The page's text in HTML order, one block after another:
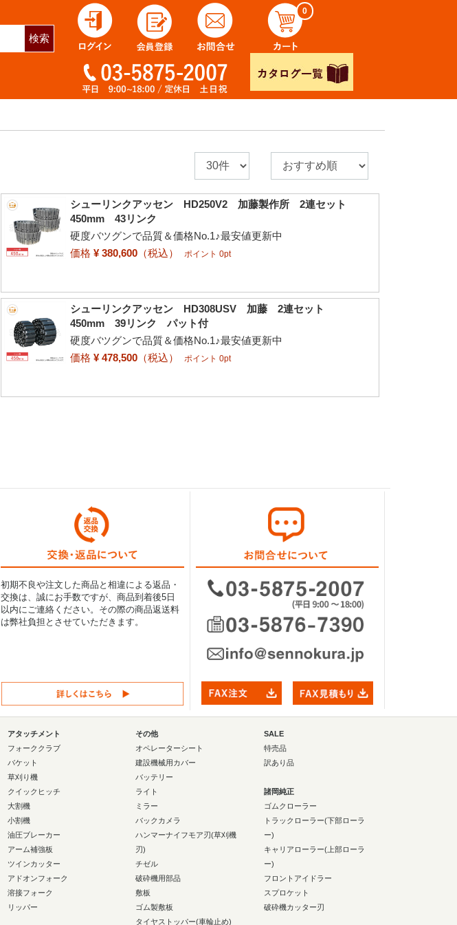
検索
0
シューリンクアッセン HD250V2 加藤製作所 2連セット
450mm 43リンク
硬度バツグンで品質＆価格No.1♪最安値更新中
価格 ¥ 380,600 （税込） ポイント 0pt
シューリンクアッセン HD308USV 加藤 2連セット
450mm 39リンク パット付
硬度バツグンで品質＆価格No.1♪最安値更新中
価格 ¥ 478,500 （税込） ポイント 0pt
初期不良や注文した商品と相違による返品・
交換は、誠にお手数ですが、商品到着後5日
以内にご連絡ください。その際の商品返送料
は弊社負担とさせていただきます。
アタッチメント
フォーククラブ
バケット
草刈り機
クイックヒッチ
大割機
小割機
油圧ブレーカー
アーム補強板
ツインカッター
アドオンフォーク
溶接フォーク
リッパー
その他
オペレーターシート
建設機械用カバー
バッテリー
ライト
ミラー
バックカメラ
ハンマーナイフモア刃(草刈機
刃)
チゼル
破砕機用部品
敷板
ゴム製敷板
タイヤストッパー(車輪止め)
SALE
特売品
訳あり品
諸岡純正
ゴムクローラー
トラックローラー(下部ローラ
ー)
キャリアローラー(上部ローラ
ー)
フロントアイドラー
スプロケット
破砕機カッター刃